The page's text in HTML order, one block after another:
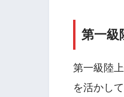
第一級
第一級陸
を活かし